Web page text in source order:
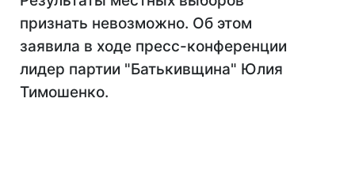
признать невозможно. Об этом
заявила в ходе пресс-конференции
лидер партии "Батькивщина" Юлия
Тимошенко.